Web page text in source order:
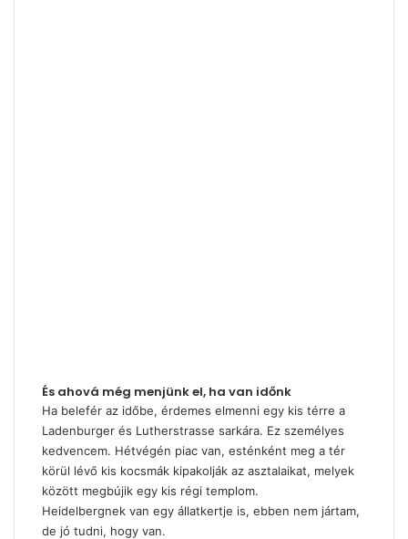
És ahová még menjünk el, ha van időnk
Ha belefér az időbe, érdemes elmenni egy kis térre a
Ladenburger és Lutherstrasse sarkára. Ez személyes
kedvencem. Hétvégén piac van, esténként meg a tér
körül lévő kis kocsmák kipakolják az asztalaikat, melyek
között megbújik egy kis régi templom.
Heidelbergnek van egy állatkertje is, ebben nem jártam,
de jó tudni, hogy van.